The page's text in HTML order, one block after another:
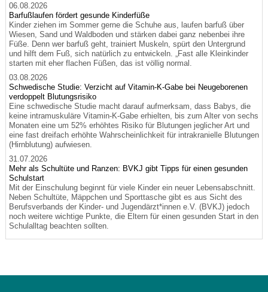
06.08.2026
Barfußlaufen fördert gesunde Kinderfüße
Kinder ziehen im Sommer gerne die Schuhe aus, laufen barfuß über
Wiesen, Sand und Waldboden und stärken dabei ganz nebenbei ihre
Füße. Denn wer barfuß geht, trainiert Muskeln, spürt den Untergrund
und hilft dem Fuß, sich natürlich zu entwickeln. „Fast alle Kleinkinder
starten mit eher flachen Füßen, das ist völlig normal.
03.08.2026
Schwedische Studie: Verzicht auf Vitamin-K-Gabe bei Neugeborenen
verdoppelt Blutungsrisiko
Eine schwedische Studie macht darauf aufmerksam, dass Babys, die
keine intramuskuläre Vitamin-K-Gabe erhielten, bis zum Alter von sechs
Monaten eine um 52% erhöhtes Risiko für Blutungen jeglicher Art und
eine fast dreifach erhöhte Wahrscheinlichkeit für intrakranielle Blutungen
(Hirnblutung) aufwiesen.
31.07.2026
Mehr als Schultüte und Ranzen: BVKJ gibt Tipps für einen gesunden
Schulstart
Mit der Einschulung beginnt für viele Kinder ein neuer Lebensabschnitt.
Neben Schultüte, Mäppchen und Sporttasche gibt es aus Sicht des
Berufsverbands der Kinder- und Jugendärzt*innen e.V. (BVKJ) jedoch
noch weitere wichtige Punkte, die Eltern für einen gesunden Start in den
Schulalltag beachten sollten.